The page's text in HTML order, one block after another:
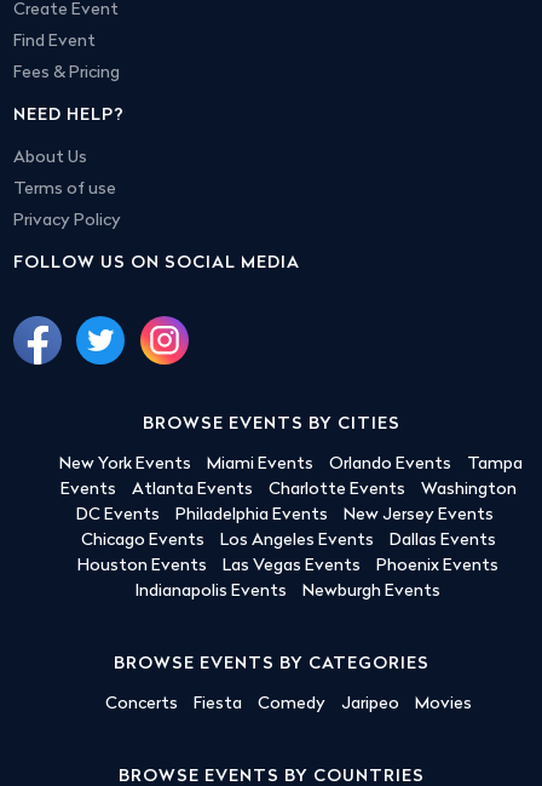
Create Event
Find Event
Fees & Pricing
NEED HELP?
About Us
Terms of use
Privacy Policy
FOLLOW US ON SOCIAL MEDIA
BROWSE EVENTS BY CITIES
New York Events Miami Events Orlando Events
Tampa
Events
Atlanta Events Charlotte Events
Washington
DC Events
Philadelphia Events
New Jersey Events
Chicago Events
Los Angeles Events
Dallas Events
Houston Events
Las Vegas Events
Phoenix Events
Indianapolis Events
Newburgh Events
BROWSE EVENTS BY CATEGORIES
Concerts Fiesta Comedy Jaripeo Movies
BROWSE EVENTS BY COUNTRIES